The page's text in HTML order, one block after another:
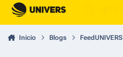
Inicio Blogs FeedUNIVERS